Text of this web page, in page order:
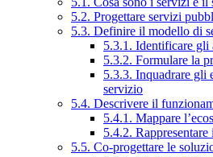
5.2. Progettare servizi
5.3. Definire il modello di
5.3.1. Identificare
5.3.2. Formulare la
5.3.3. Inquadrare gli
servizio
5.4. Descrivere il
5.4.1. Mappare
5.4.2.
5.5. Co-progettare le